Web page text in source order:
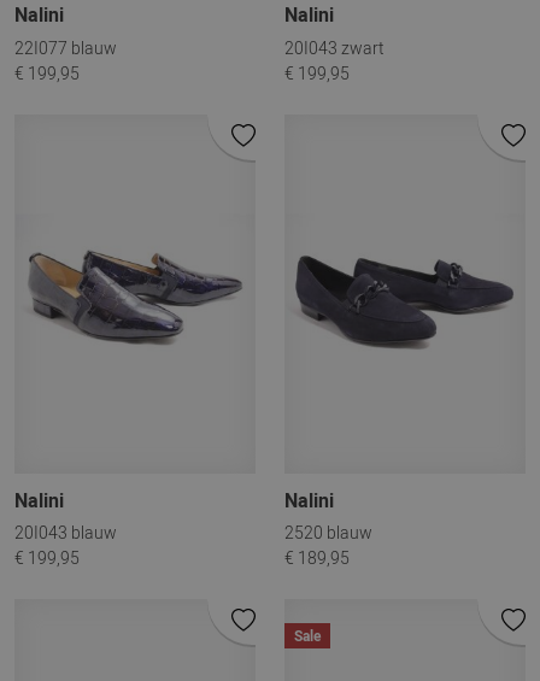
Nalini
22I077 blauw
€ 199,95
Nalini
20I043 zwart
€ 199,95
Nalini
20I043 blauw
€ 199,95
Nalini
2520 blauw
€ 189,95
Sale